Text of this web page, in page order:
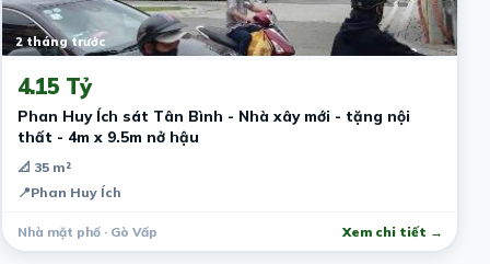
2 tháng trước
4.15 Tỷ
Phan Huy Ích sát Tân Bình - Nhà xây mới - tặng nội
thất - 4m x 9.5m nở hậu
📐 35 m²
📍Phan Huy Ích
Nhà mặt phố · Gò Vấp Xem chi tiết →